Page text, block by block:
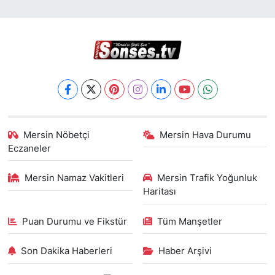
somutlaştırdı. Mirastaki Derinlik: Kitaplar
ve Yollar Onun dünyasında kütüphanesi,
bırakacağı en kutsal mirastır. Dünya
klasiklerinden felsefeye, tarihten
entelektüel omurgasını oluşturuyor. Bu
derinliği, Türkiye’nin ve dünyanın dört bir
yanına yaptığı keşif gezileriyle birleştiren
Yüğrük, hayatı bir öğrenme alanı olarak
görmekten hiç vazgeçmedi. Rölyefte
Bulunan Mutlak Özgürlük Hayatın her
alanındaki o ödün vermez
mükemmeliyetçiliğinin panzehiri ise
gizemini rölyef tablolarına işlerken, Fatma
Mersin Nöbetçi
Eczaneler
Mersin Hava Durumu
Mersin Namaz Vakitleri
Mersin Trafik Yoğunluk
Haritası
Puan Durumu ve Fikstür Tüm Manşetler
Son Dakika Haberleri Haber Arşivi